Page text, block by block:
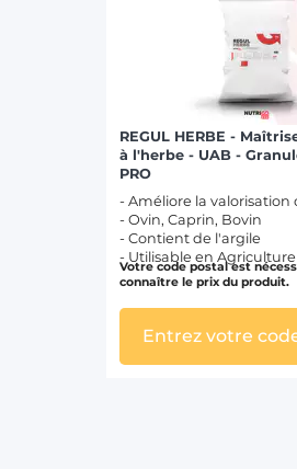
REGUL HERBE -
à l'herbe - UAB -
PRO
- Améliore la valorisation
- Ovin, Caprin, Bovin
- Contient de l'argile
- Utilisable en
Votre code postal est
connaître le prix du produit.
Entrez votre